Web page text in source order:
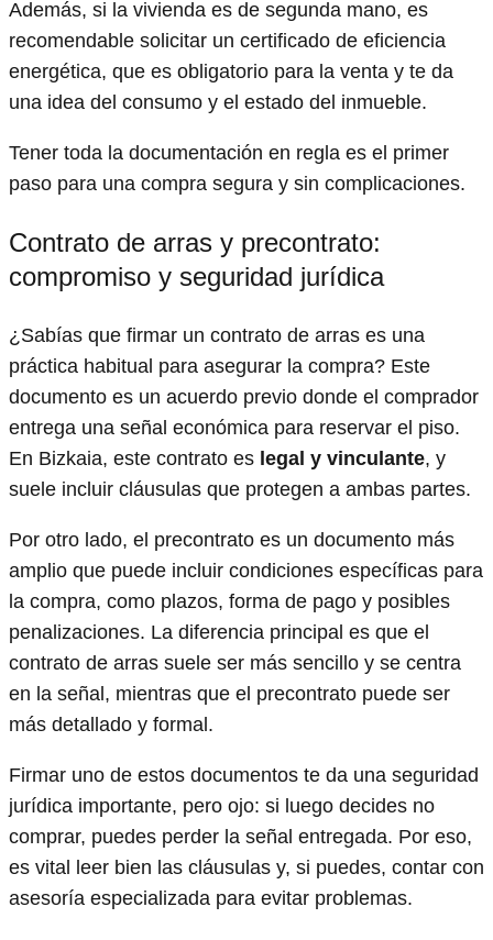
Además, si la vivienda es de segunda mano, es
recomendable solicitar un certificado de eficiencia
energética, que es obligatorio para la venta y te da
una idea del consumo y el estado del inmueble.
Tener toda la documentación en regla es el primer
paso para una compra segura y sin complicaciones.
Contrato de arras y precontrato:
compromiso y seguridad jurídica
¿Sabías que firmar un contrato de arras es una
práctica habitual para asegurar la compra? Este
documento es un acuerdo previo donde el comprador
entrega una señal económica para reservar el piso.
En Bizkaia, este contrato es legal y vinculante, y
suele incluir cláusulas que protegen a ambas partes.
Por otro lado, el precontrato es un documento más
amplio que puede incluir condiciones específicas para
la compra, como plazos, forma de pago y posibles
penalizaciones. La diferencia principal es que el
contrato de arras suele ser más sencillo y se centra
en la señal, mientras que el precontrato puede ser
más detallado y formal.
Firmar uno de estos documentos te da una seguridad
jurídica importante, pero ojo: si luego decides no
comprar, puedes perder la señal entregada. Por eso,
es vital leer bien las cláusulas y, si puedes, contar con
asesoría especializada para evitar problemas.